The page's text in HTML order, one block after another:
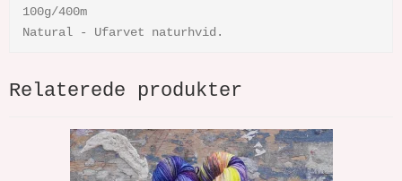
100g/400m
Natural - Ufarvet naturhvid.
Relaterede produkter